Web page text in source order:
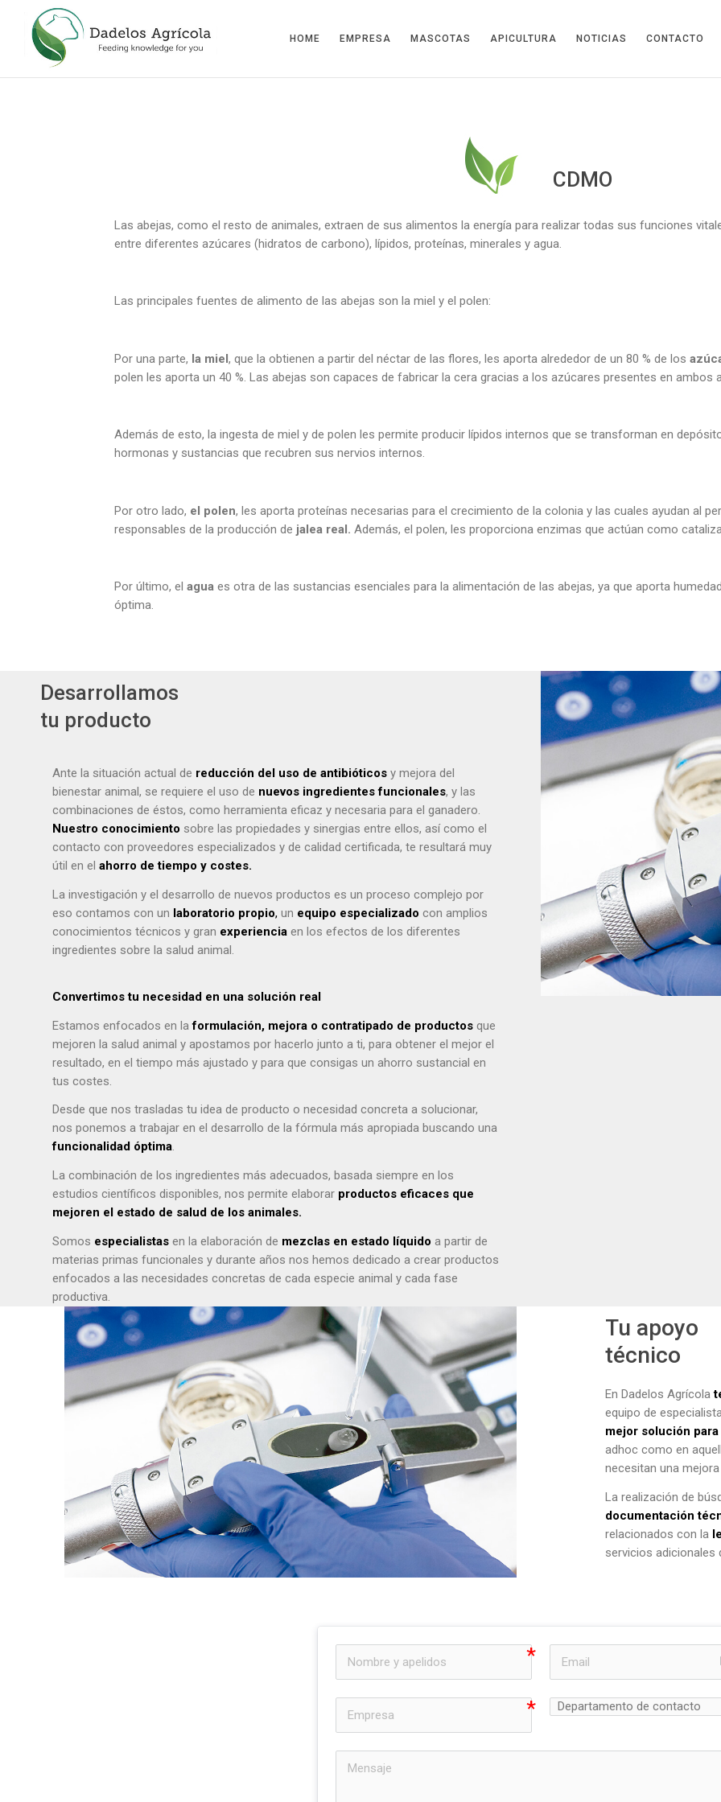
HOME EMPRESA MASCOTAS APICULTURA NOTICIAS CONTACTO
CDMO
Las abejas, como el resto de animales, extraen de sus alimentos la energía para realizar todas sus funciones
entre diferentes azúcares (hidratos de carbono), lípidos, proteínas, minerales y agua.
Las principales fuentes de alimento de las abejas son la miel y el polen:
Por una parte, la miel, que la obtienen a partir del néctar de las flores, les aporta alrededor de un 80 % de los
polen les aporta un 40 %. Las abejas son capaces de fabricar la cera gracias a los azúcares presentes en ambos
Además de esto, la ingesta de miel y de polen les permite producir lípidos internos que se transforman en
hormonas y sustancias que recubren sus nervios internos.
Por otro lado, el polen, les aporta proteínas necesarias para el crecimiento de la colonia y las cuales ayudan al
responsables de la producción de jalea real. Además, el polen, les proporciona enzimas que actúan como
Por último, el agua es otra de las sustancias esenciales para la alimentación de las abejas, ya que aporta
óptima.
Desarrollamos
tu producto
Ante la situación actual de reducción del uso de antibióticos y mejora del
bienestar animal, se requiere el uso de nuevos ingredientesfuncionales, y las
combinaciones de éstos, como herramienta eficaz y necesaria para el ganadero.
Nuestro conocimiento sobre las propiedades y sinergias entre ellos, así como el
contacto con proveedores especializados y de calidad certificada, te resultará muy
útil en el ahorro de tiempo y costes.
La investigación y el desarrollo de nuevos productos es un proceso complejo por
eso contamos con un laboratorio propio, un equipo especializado con amplios
conocimientos técnicos y gran experiencia en los efectos de los diferentes
ingredientes sobre la salud animal.
Convertimos tu necesidad en una solución real
Estamos enfocados en laformulación, mejora o contratipado de productos que
mejoren la salud animal y apostamos por hacerlo junto a ti, para obtener el mejor el
resultado, en el tiempo más ajustado y para que consigas un ahorro sustancial en
tus costes.
Desde que nos trasladas tu idea de producto o necesidad concreta a solucionar,
nos ponemos a trabajar en el desarrollo de la fórmula más apropiada buscando una
funcionalidad óptima.
La combinación de los ingredientes más adecuados, basada siempre en los
estudios científicos disponibles, nos permite elaborar productos eficaces que
mejoren el estado de salud de los animales.
Somos especialistas en la elaboración de mezclas en estado líquido a partir de
materias primas funcionales y durante años nos hemos dedicado a crear productos
enfocados a las necesidades concretas de cada especie animal y cada fase
productiva.
Tu apoyo
técnico
En Dadelos Agrícola
equipo de
mejor solución
adhoc como en
necesitan una
La realización de
documentación
relacionados con la
servicios